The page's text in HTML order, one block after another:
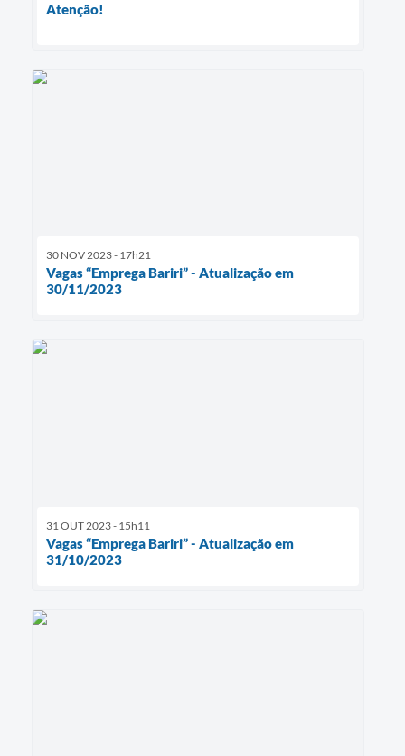
Atenção!
30 NOV 2023 - 17h21
Vagas “Emprega Bariri” - Atualização em
30/11/2023
31 OUT 2023 - 15h11
Vagas “Emprega Bariri” - Atualização em
31/10/2023